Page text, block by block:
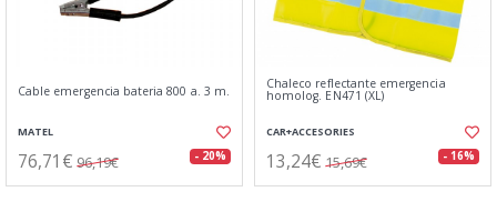
Cable emergencia bateria 800 a. 3 m.
MATEL
76,71€ 96,19€ - 20%
Chaleco reflectante emergencia
homolog. EN471 (XL)
CAR+ACCESORIES
13,24€ 15,69€ - 16%